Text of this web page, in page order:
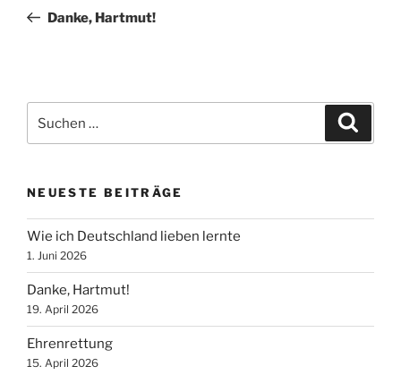
Beitrag
Danke, Hartmut!
nach:
NEUESTE BEITRÄGE
Wie ich Deutschland lieben lernte
1. Juni 2026
Danke, Hartmut!
19. April 2026
Ehrenrettung
15. April 2026